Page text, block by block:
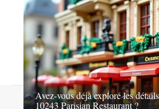
Avez-vous déjà exploré les
10243 Parisian Restaurant ?
Contact Mentions